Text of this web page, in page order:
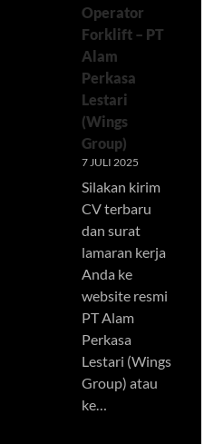
Operator
Forklift – PT
Alam
Perkasa
Lestari
(Wings
Group)
7 JULI 2025
Silakan kirim
CV terbaru
dan surat
lamaran kerja
Anda ke
website resmi
PT Alam
Perkasa
Lestari (Wings
Group) atau
ke…